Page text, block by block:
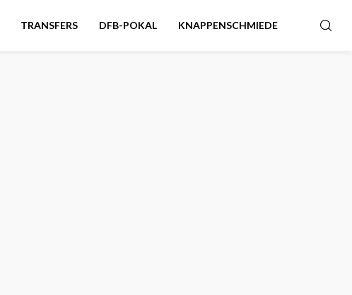
TRANSFERS DFB-POKAL KNAPPENSCHMIEDE